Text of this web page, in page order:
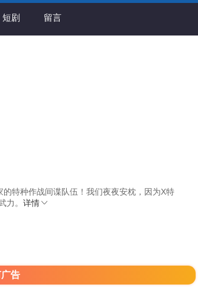
短剧 留言
特种作战间谍队伍！我们夜夜安枕，因为X特
力。 详情
告